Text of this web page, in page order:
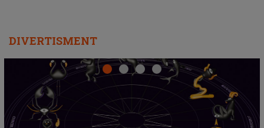
DIVERTISMENT